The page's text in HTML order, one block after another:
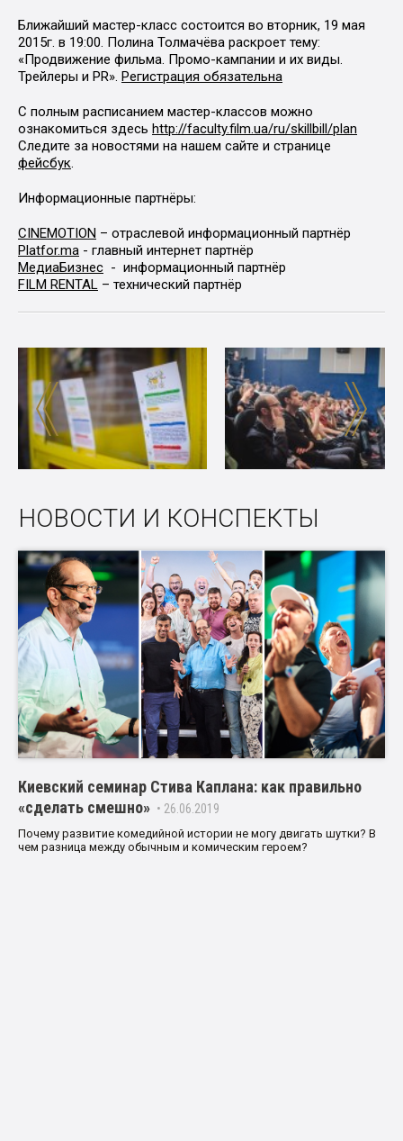
Ближайший мастер-класс состоится во вторник, 19 мая
2015г. в 19:00. Полина Толмачёва раскроет тему:
«Продвижение фильма. Промо-кампании и их виды.
Трейлеры и PR». Регистрация обязательна
С полным расписанием мастер-классов можно
ознакомиться здесь http://faculty.film.ua/ru/skillbill/plan
Следите за новостями на нашем сайте и странице
фейсбук.
Информационные партнёры:
CINEMOTION – отраслевой информационный партнёр
Platfor.ma - главный интернет партнёр
МедиаБизнес - информационный партнёр
FILM RENTAL – технический партнёр
НОВОСТИ И КОНСПЕКТЫ
Киевский семинар Стива Каплана: как правильно
«сделать смешно» • 26.06.2019
Почему развитие комедийной истории не могу двигать шутки? В
чем разница между обычным и комическим героем?